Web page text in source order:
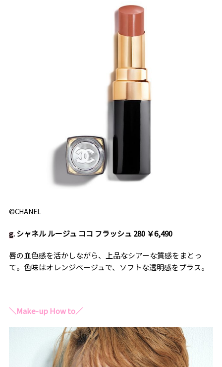
©CHANEL
g. シャネル ルージュ ココ フラッシュ 280 ￥6,490
唇の血色感を活かしながら、上品なシアーな質感をまとっ
て。色味はオレンジベージュで、ソフトな透明感をプラス。
＼Make-up How to／